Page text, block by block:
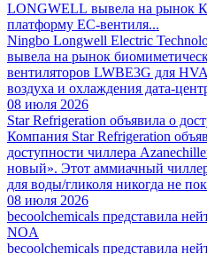
LONGWELL вывела на рынок
платформу EC-вентиля...
Ningbo Longwell Electric
вывела на рынок
вентиляторов LWBE3G для
воздуха и охлаждения дата-
08 июля 2026
Star Refrigeration объявила о
Компания Star Refrigeration
доступности чиллера
новый». Этот аммиачный
для воды/гликоля никогда не
08 июля 2026
becoolchemicals представила
NOA
becoolchemicals представила